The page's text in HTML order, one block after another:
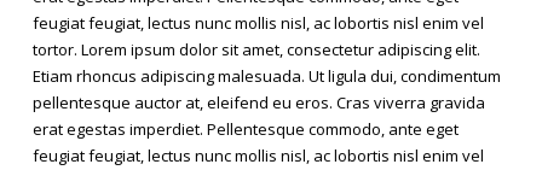
feugiat feugiat, lectus nunc mollis nisl, ac lobortis nisl enim vel
tortor. Lorem ipsum dolor sit amet, consectetur adipiscing elit.
Etiam rhoncus adipiscing malesuada. Ut ligula dui, condimentum
pellentesque auctor at, eleifend eu eros. Cras viverra gravida
erat egestas imperdiet. Pellentesque commodo, ante eget
feugiat feugiat, lectus nunc mollis nisl, ac lobortis nisl enim vel